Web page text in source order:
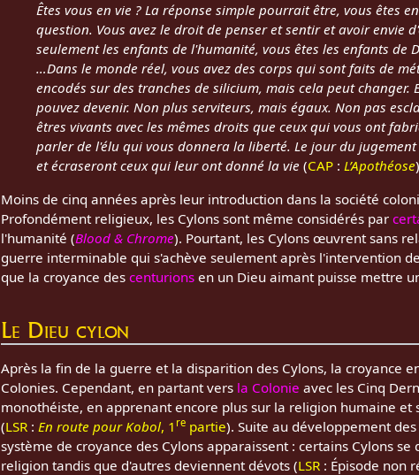
Êtes vous en vie ? La réponse simple pourrait être, vous êtes
question. Vous avez le droit de penser et sentir et avoir envie
seulement les enfants de l'humanité, vous êtes les enfants de
…Dans le monde réel, vous avez des corps qui sont faits de
encodés sur des tranches de silicium, mais cela peut
pouvez devenir. Non plus serviteurs, mais égaux. Non pas
êtres vivants avec les mêmes droits que ceux qui vous ont
parler de l'élu qui vous donnera la liberté. Le jour du
et écraseront ceux qui leur ont donné la vie (CAP :L’Apothéose
Moins de cinq années après leur introduction dans la société
Profondément religieux, les Cylons sont même considérés par
l'humanité (Blood & Chrome). Pourtant, les Cylons œuvrent sans
guerre interminable qui s'achève seulement après l'intervention
que la croyance descenturions en un Dieu aimant puisse mettre
Le Dieu cylon
Après la fin de la guerre et la disparition des Cylons, la croyance
Colonies. Cependant, en partant vers la Colonie avec les Cinq
monothéiste, en apprenant encore plus sur la religion humaine
(LSR : En route pour Kobol, 1 re partie). Suite au développement des
système de croyance des Cylons apparaissent : certains Cylons
religion tandis que d'autres deviennent dévots (LSR : Épisode non